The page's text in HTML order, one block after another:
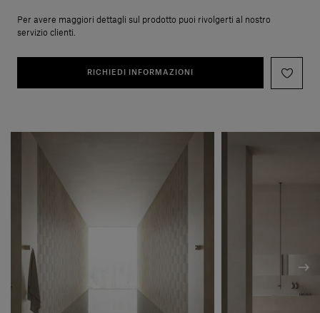
Per avere maggiori dettagli sul prodotto puoi rivolgerti al nostro
servizio clienti.
RICHIEDI INFORMAZIONI